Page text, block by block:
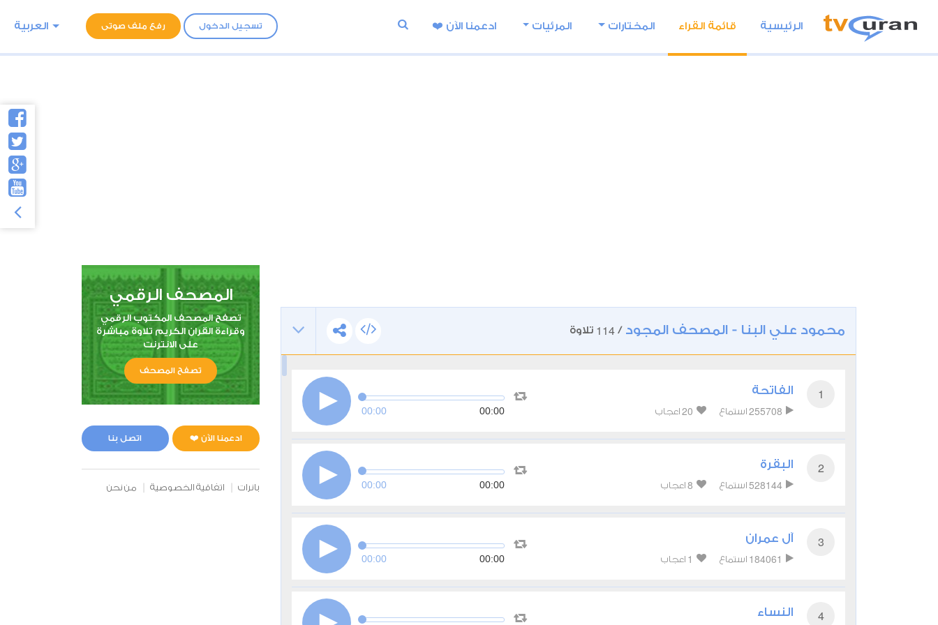
تسجيل الدخول رفع ملف صوتى العربية الرئيسية قائمة القراء المختارات المرئيات ادعمنا اﻵن ❤️
محمود علي البنا - المصحف المجود /
114 تلاوة
1 الفاتحة
255708 استماع 20 اعجاب 00:00 00:00
2 البقرة
528144 استماع 8 اعجاب 00:00 00:00
3 آل عمران
184061 استماع 1 اعجاب 00:00 00:00
4 النساء
المصحف الرقمي
تصفح المصحف المكتوب الرقمي
وقراءة القران الكريم تلاوة مباشرة
على الانترنت
تصفح المصحف
ادعمنا الآن ❤️ اتصل بنا
بانرات اتفاقية الخصوصية من نحن